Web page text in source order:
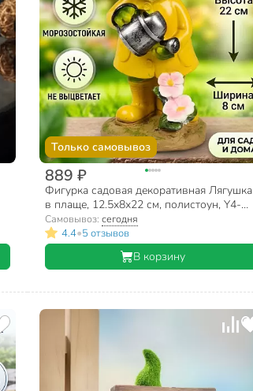
Только самовывоз
889 ₽
Фигурка садовая декоративная Лягушка
в плаще, 12.5х8х22 см, полистоун, Y4-
11220, в ассортименте
Самовывоз: сегодня
4.4•5 отзывов
В корзину